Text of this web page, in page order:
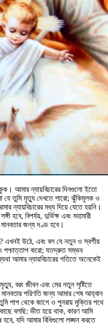
আমার ন্যায়বিচারের দিনগুলো ইতো
তুমি মৃত্যু দেখতে পারো; ঝুঁকিমূলক ও
ন্যায়বিচারের মধ্য দিয়ে যেতে হয়নি।
হবে, বিপর্যয়, দুর্ভিক্ষ এবং মহামারী
জন্য দণ্ড হবে।
এখনই উঠে, এবং বল যে নতুন ও স্বর্গীয়
ও পশ্চাত্তাপ করো; যতদ্রুত সম্ভব
আমার ন্যায়বিচারের গতিতে অনেকেই
বরং জীবন এবং মের নতুন সৃষ্টিতে
পরিণতি জন্য আমার শেষ আহ্বান
পাপ থেকে জাগে ও পুনরায় মুক্তির পথে
বলছি: ভীত হয়ে থাক, কারণ আমি
হবে, যদি আমার বিধিগুলো লঙ্ঘন করতে